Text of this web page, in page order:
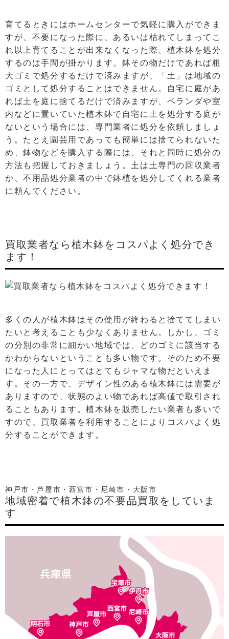
育てるときにはホームセンターで気軽に購入ができま
すが、不要になった際に、あるいは枯れてしまってこ
れ以上育てることが出来なくなった際、植木鉢を処分
するのは手間が掛かります。鉢その物だけであれば粗
大ゴミで処分するだけで済みますが、「土」は地域の
ゴミとして処分することはできません。自宅に庭があ
れば土を庭に捨てるだけで済みますが、ベランダや室
内などに置いていた植木鉢で自宅に土を処分する庭が
ないという場合には、専門業者に処分を依頼しましょ
う。たとえ園芸用であっても簡単には捨てられないた
め、鉢物などを購入する際には、それと同時に処分の
方法も把握しておきましょう。土は土専門の回収業者
か、不用品処分業者の中で鉢植を処分してくれる業者
に頼んでください。
買取業者なら植木鉢をコスパよく処分でき
ます！
多くの人が植木鉢はその使用が終わると捨ててしまい
たいと考えることも少なくありません。しかし、ゴミ
の分別の非常に細かい地域では、どのゴミに該当する
かわからないということも多い物です。そのため不要
になった人にとってはとてもジャマな物だといえま
す。その一方で、デザイン性のある植木鉢には需要が
ありますので、状態のよい物であれば高値で取引され
ることもあります。植木鉢を販売したい業者も多いで
すので、買取業者を利用することによりコスパよく処
分することができます。
神戸市・芦屋市・西宮市・尼崎市・大阪市
地域密着で植木鉢の不要品買取をしていま
す